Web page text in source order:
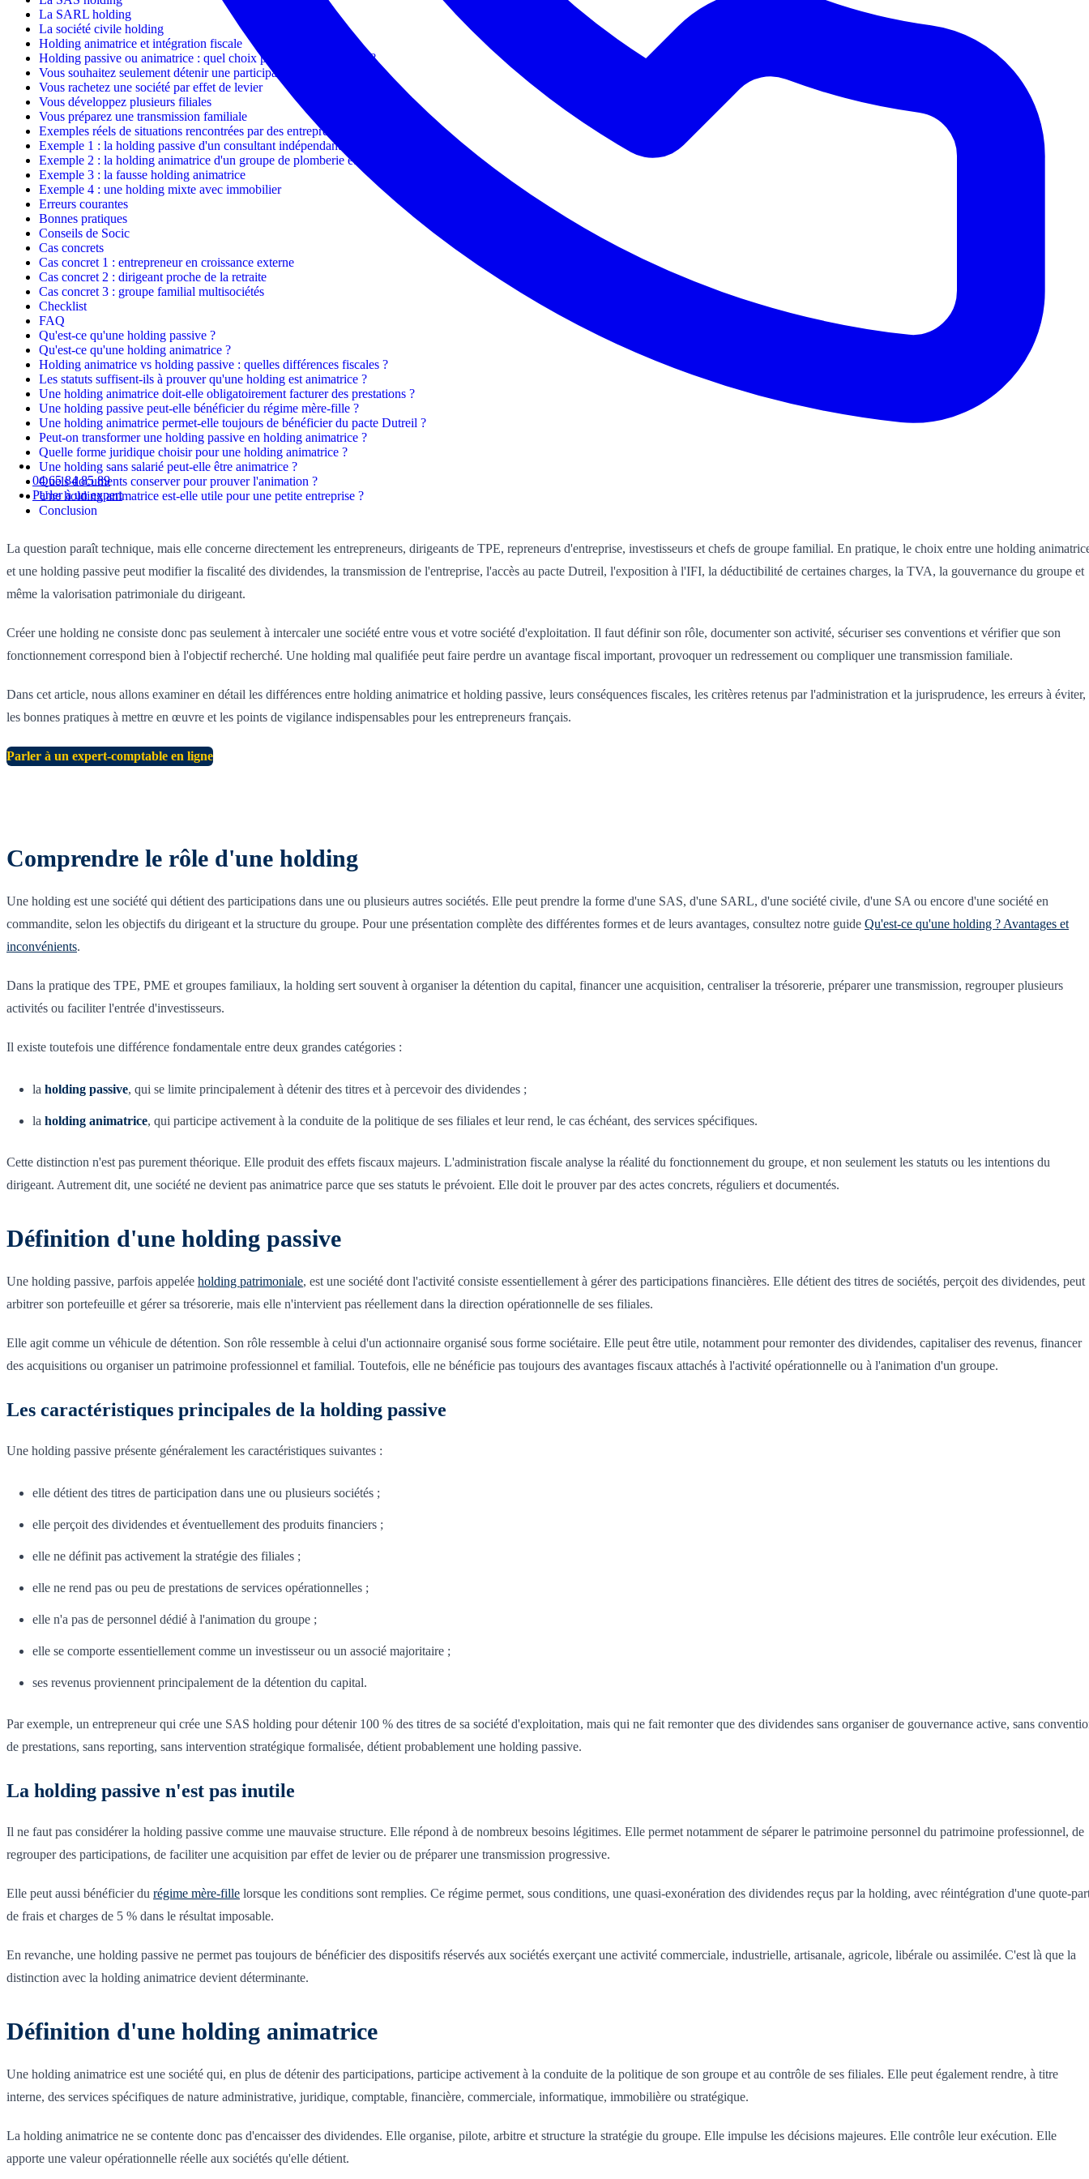
04 65 84 85 89
Parler à un expert
La SARL holding
La société civile holding
Holding animatrice et intégration fiscale
Holding passive ou animatrice : quel choix pour un entrepreneur ?
Vous souhaitez seulement détenir une participation
Vous rachetez une société par effet de levier
Vous développez plusieurs filiales
Vous préparez une transmission familiale
Exemples réels de situations rencontrées par des entrepreneurs
Exemple 1 : la holding passive d'un consultant indépendant
Exemple 2 : la holding animatrice d'un groupe de plomberie et chauffage
Exemple 3 : la fausse holding animatrice
Exemple 4 : une holding mixte avec immobilier
Erreurs courantes
Bonnes pratiques
Conseils de Socic
Cas concrets
Cas concret 1 : entrepreneur en croissance externe
Cas concret 2 : dirigeant proche de la retraite
Cas concret 3 : groupe familial multisociétés
Checklist
FAQ
Qu'est-ce qu'une holding passive ?
Qu'est-ce qu'une holding animatrice ?
Holding animatrice vs holding passive : quelles différences fiscales ?
Les statuts suffisent-ils à prouver qu'une holding est animatrice ?
Une holding animatrice doit-elle obligatoirement facturer des prestations ?
Une holding passive peut-elle bénéficier du régime mère-fille ?
Une holding animatrice permet-elle toujours de bénéficier du pacte Dutreil ?
Peut-on transformer une holding passive en holding animatrice ?
Quelle forme juridique choisir pour une holding animatrice ?
Une holding sans salarié peut-elle être animatrice ?
Quels documents conserver pour prouver l'animation ?
Une holding animatrice est-elle utile pour une petite entreprise ?
Conclusion
La question paraît technique, mais elle concerne directement les entrepreneurs, dirigeants de TPE, repreneurs d'entreprise, investisseurs et chefs de groupe familial. En pratique, le choix entre une holding
et une holding passive peut modifier la fiscalité des dividendes, la transmission de l'entreprise, l'accès au pacte Dutreil, l'exposition à l'IFI, la déductibilité de certaines charges, la TVA, la gouvernance du groupe et
même la valorisation patrimoniale du dirigeant.
Créer une holding ne consiste donc pas seulement à intercaler une société entre vous et votre société d'exploitation. Il faut définir son rôle, documenter son activité, sécuriser ses conventions et vérifier que son
fonctionnement correspond bien à l'objectif recherché. Une holding mal qualifiée peut faire perdre un avantage fiscal important, provoquer un redressement ou compliquer une transmission familiale.
Dans cet article, nous allons examiner en détail les différences entre holding animatrice et holding passive, leurs conséquences fiscales, les critères retenus par l'administration et la jurisprudence, les erreurs à éviter,
les bonnes pratiques à mettre en œuvre et les points de vigilance indispensables pour les entrepreneurs français.
Parler à un expert-comptable en ligne
Comprendre le rôle d'une holding
Une holding est une société qui détient des participations dans une ou plusieurs autres sociétés. Elle peut prendre la forme d'une SAS, d'une SARL, d'une société civile, d'une SA ou encore d'une société en
commandite, selon les objectifs du dirigeant et la structure du groupe. Pour une présentation complète des différentes formes et de leurs avantages, consultez notre guide Qu'est-ce qu'une holding ? Avantages et
inconvénients.
Dans la pratique des TPE, PME et groupes familiaux, la holding sert souvent à organiser la détention du capital, financer une acquisition, centraliser la trésorerie, préparer une transmission, regrouper plusieurs
activités ou faciliter l'entrée d'investisseurs.
Il existe toutefois une différence fondamentale entre deux grandes catégories :
la holding passive, qui se limite principalement à détenir des titres et à percevoir des dividendes ;
la holding animatrice, qui participe activement à la conduite de la politique de ses filiales et leur rend, le cas échéant, des services spécifiques.
Cette distinction n'est pas purement théorique. Elle produit des effets fiscaux majeurs. L'administration fiscale analyse la réalité du fonctionnement du groupe, et non seulement les statuts ou les intentions du
dirigeant. Autrement dit, une société ne devient pas animatrice parce que ses statuts le prévoient. Elle doit le prouver par des actes concrets, réguliers et documentés.
Définition d'une holding passive
Une holding passive, parfois appelée holding patrimoniale, est une société dont l'activité consiste essentiellement à gérer des participations financières. Elle détient des titres de sociétés, perçoit des dividendes, peut
arbitrer son portefeuille et gérer sa trésorerie, mais elle n'intervient pas réellement dans la direction opérationnelle de ses filiales.
Elle agit comme un véhicule de détention. Son rôle ressemble à celui d'un actionnaire organisé sous forme sociétaire. Elle peut être utile, notamment pour remonter des dividendes, capitaliser des revenus, financer
des acquisitions ou organiser un patrimoine professionnel et familial. Toutefois, elle ne bénéficie pas toujours des avantages fiscaux attachés à l'activité opérationnelle ou à l'animation d'un groupe.
Les caractéristiques principales de la holding passive
Une holding passive présente généralement les caractéristiques suivantes :
elle détient des titres de participation dans une ou plusieurs sociétés ;
elle perçoit des dividendes et éventuellement des produits financiers ;
elle ne définit pas activement la stratégie des filiales ;
elle ne rend pas ou peu de prestations de services opérationnelles ;
elle n'a pas de personnel dédié à l'animation du groupe ;
elle se comporte essentiellement comme un investisseur ou un associé majoritaire ;
ses revenus proviennent principalement de la détention du capital.
Par exemple, un entrepreneur qui crée une SAS holding pour détenir 100 % des titres de sa société d'exploitation, mais qui ne fait remonter que des dividendes sans organiser de gouvernance active, sans
de prestations, sans reporting, sans intervention stratégique formalisée, détient probablement une holding passive.
La holding passive n'est pas inutile
Il ne faut pas considérer la holding passive comme une mauvaise structure. Elle répond à de nombreux besoins légitimes. Elle permet notamment de séparer le patrimoine personnel du patrimoine professionnel, de
regrouper des participations, de faciliter une acquisition par effet de levier ou de préparer une transmission progressive.
Elle peut aussi bénéficier du régime mère-fille lorsque les conditions sont remplies. Ce régime permet, sous conditions, une quasi-exonération des dividendes reçus par la holding, avec réintégration d'une quote-
de frais et charges de 5 % dans le résultat imposable.
En revanche, une holding passive ne permet pas toujours de bénéficier des dispositifs réservés aux sociétés exerçant une activité commerciale, industrielle, artisanale, agricole, libérale ou assimilée. C'est là que la
distinction avec la holding animatrice devient déterminante.
Définition d'une holding animatrice
Une holding animatrice est une société qui, en plus de détenir des participations, participe activement à la conduite de la politique de son groupe et au contrôle de ses filiales. Elle peut également rendre, à titre
interne, des services spécifiques de nature administrative, juridique, comptable, financière, commerciale, informatique, immobilière ou stratégique.
La holding animatrice ne se contente donc pas d'encaisser des dividendes. Elle organise, pilote, arbitre et structure la stratégie du groupe. Elle impulse les décisions majeures. Elle contrôle leur exécution. Elle
apporte une valeur opérationnelle réelle aux sociétés qu'elle détient.